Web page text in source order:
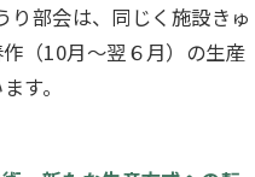
り部会は、同じく施設きゅ
（10月～翌６月）の生産
す。